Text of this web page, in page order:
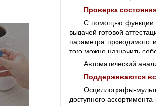
Проверка
С помощью функции
выдачей готовой
параметра проводимого
того можно назначить
Автоматический
Поддерживаются
Осциллографы-
доступного